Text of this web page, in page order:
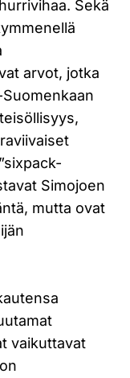
Sekä
arvot, jotka
Simojoen
mutta ovat
vaikuttavat